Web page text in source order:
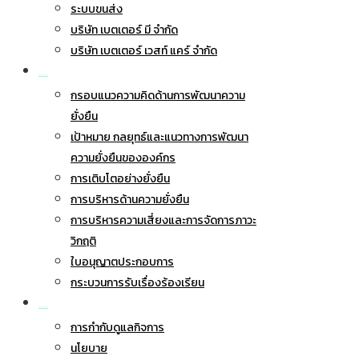
ระบบขนส่ง
บริษัท เบตเตอร์ มี จำกัด
บริษัท เบตเตอร์ เวสท์ แคร์ จำกัด
กรอบแนวความคิดด้านการพัฒนาความ
ยั่งยืน
เป้าหมาย กลยุทธ์และแนวทางการพัฒนา
ความยั่งยืนขององค์กร
การเติบโตอย่างยั่งยืน
การบริหารด้านความยั่งยืน
การบริหารความเสี่ยงและการจัดการภาวะ
วิกฤติ
ใบอนุญาตประกอบการ
กระบวนการรับเรื่องร้องเรียน
การกำกับดูแลกิจการ
นโยบาย